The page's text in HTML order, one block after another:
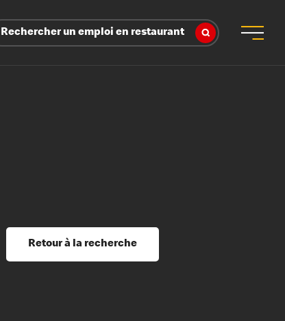
Rechercher un emploi en restaurant
et perfectionnement
savoirRetour à la recherche